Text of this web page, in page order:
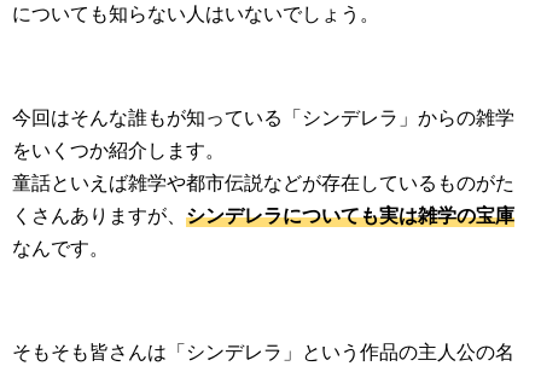
についても知らない人はいないでしょう。
今回はそんな誰もが知っている「シンデレラ」からの雑学
をいくつか紹介します。
童話といえば雑学や都市伝説などが存在しているものがた
くさんありますが、 シンデレラについても実は雑学の宝庫
なんです。
そもそも皆さんは「シンデレラ」という作品の主人公の名